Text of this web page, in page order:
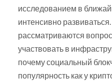
исследованием в
интенсивно
рассматриваются
участвовать в
почему социальный
популярность как у